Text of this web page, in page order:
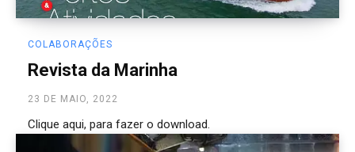
COLABORAÇÕES
Revista da Marinha
23 DE MAIO, 2022
Clique aqui, para fazer o download.